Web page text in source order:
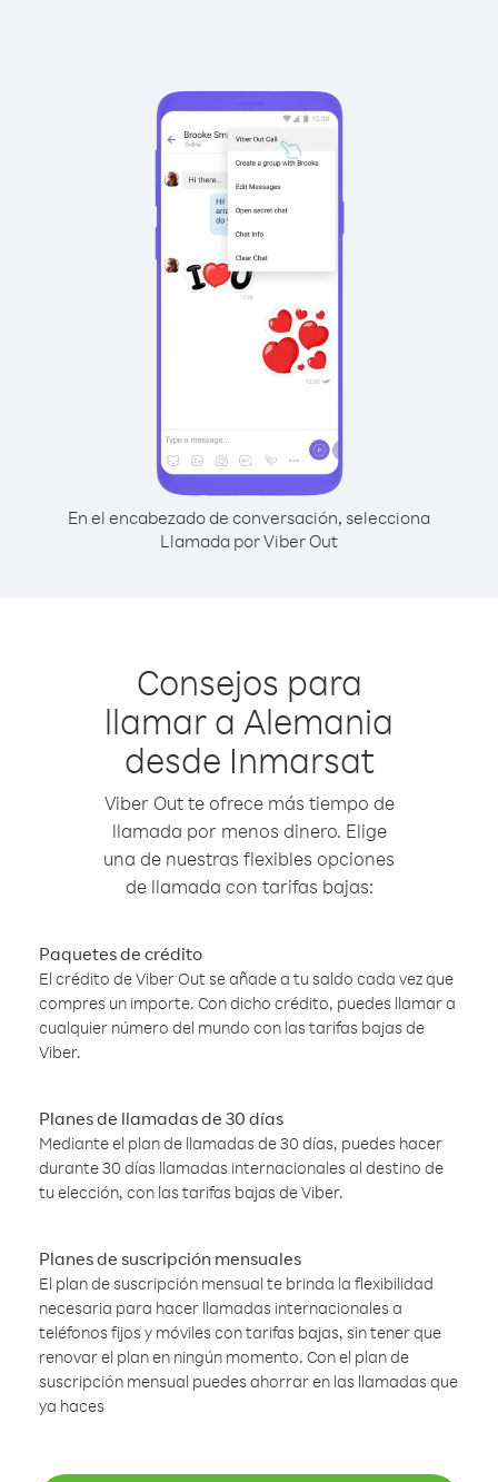
En el encabezado de conversación, selecciona
Llamada por Viber Out
Consejos para
llamar a Alemania
desde Inmarsat
Viber Out te ofrece más tiempo de
llamada por menos dinero. Elige
una de nuestras flexibles opciones
de llamada con tarifas bajas:
Paquetes de crédito
El crédito de Viber Out se añade a tu saldo cada vez que
compres un importe. Con dicho crédito, puedes llamar a
cualquier número del mundo con las tarifas bajas de
Viber.
Planes de llamadas de 30 días
Mediante el plan de llamadas de 30 días, puedes hacer
durante 30 días llamadas internacionales al destino de
tu elección, con las tarifas bajas de Viber.
Planes de suscripción mensuales
El plan de suscripción mensual te brinda la flexibilidad
necesaria para hacer llamadas internacionales a
teléfonos fijos y móviles con tarifas bajas, sin tener que
renovar el plan en ningún momento. Con el plan de
suscripción mensual puedes ahorrar en las llamadas que
ya haces